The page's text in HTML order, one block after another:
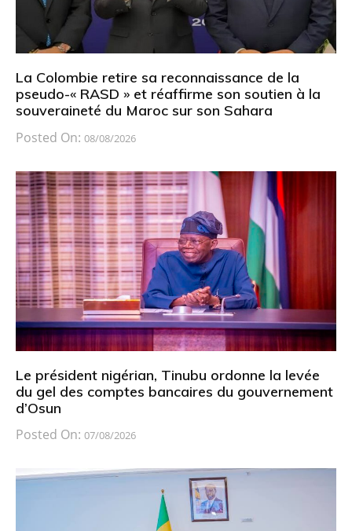
La Colombie retire sa reconnaissance de la
pseudo-« RASD » et réaffirme son soutien à la
souveraineté du Maroc sur son Sahara
Posted On: 08/08/2026
Le président nigérian, Tinubu ordonne la levée
du gel des comptes bancaires du gouvernement
d’Osun
Posted On: 07/08/2026